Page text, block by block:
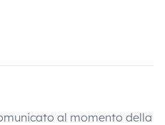
al momento della